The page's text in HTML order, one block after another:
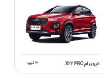
ام وی ام X۲۲ PRO ۳ تیپ